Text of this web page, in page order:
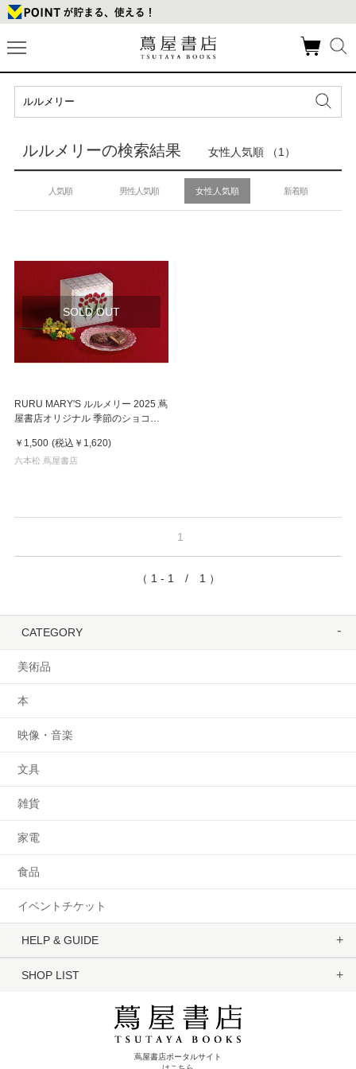
ルルメリーの検索結果 女性人気順 （1）
人気順 男性人気順 女性人気順 新着順
SOLD OUT
RURU MARY'S ルルメリー 2025 蔦
屋書店オリジナル 季節のショコラ
８枚入
￥1,500 (税込 ￥1,620)
六本松 蔦屋書店
1
（ 1 - 1 / 1 ）
CATEGORY
美術品
本
映像・音楽
文具
雑貨
家電
食品
イベントチケット
HELP & GUIDE
SHOP LIST
蔦屋書店ポータルサイト